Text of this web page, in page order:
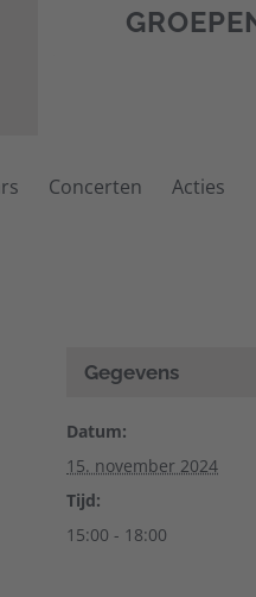
Concerten Acties
Gegevens
Datum:
15. november 2024
Tijd:
15:00 - 18:00